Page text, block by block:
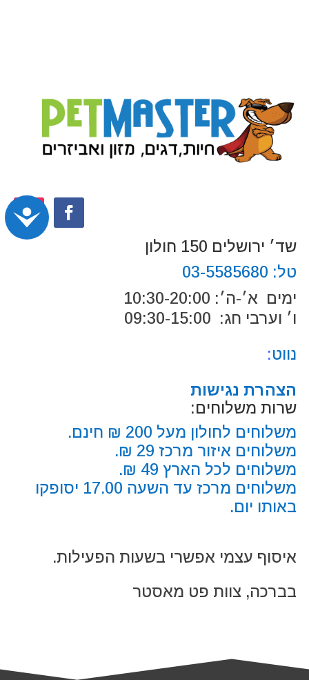
שד׳ ירושלים 150 חולון
טל: 03-5585680
ימים א׳-ה׳: 10:30-20:00
ו׳ וערבי חג: 09:30-15:00
נווט:
הצהרת נגישות
שרות משלוחים:
משלוחים לחולון מעל 200 ₪ חינם.
משלוחים איזור מרכז 29 ₪.
משלוחים לכל הארץ 49 ₪.
משלוחים מרכז עד השעה 17.00 יסופקו
באותו יום.
איסוף עצמי אפשרי בשעות הפעילות.
בברכה, צוות פט מאסטר